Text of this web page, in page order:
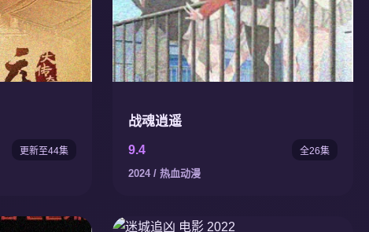
更新至44集
战魂逍遥
9.4 全26集
2024 / 热血动漫